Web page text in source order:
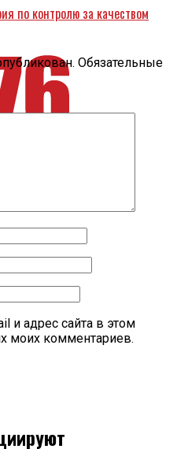
по контролю за качеством
Обязательные
и адрес сайта в этом
моих комментариев.